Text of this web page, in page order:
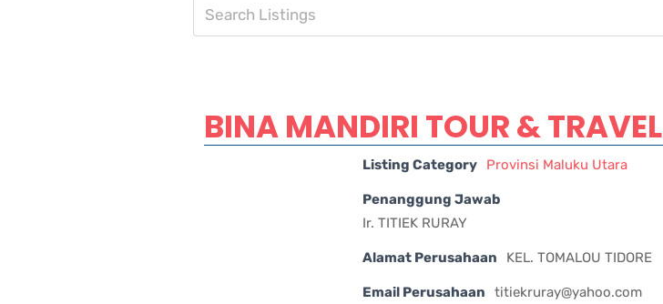
BINA MANDIRI TOUR & TRAVEL
Listing Category Provinsi Maluku Utara
Penanggung Jawab
Ir. TITIEK RURAY
Alamat Perusahaan KEL. TOMALOU TIDORE
Email Perusahaan titiekruray@yahoo.com